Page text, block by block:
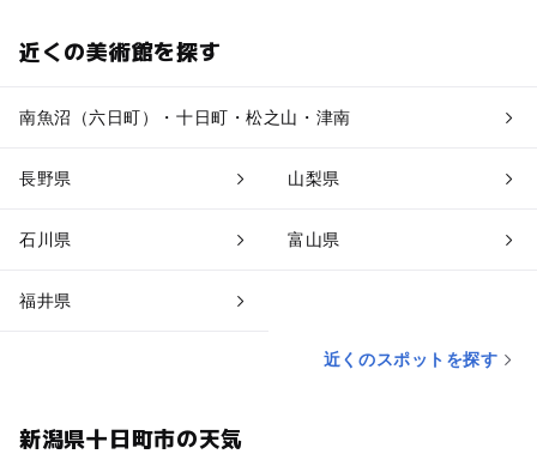
近くの美術館を探す
南魚沼（六日町）・十日町・松之山・津南
長野県 山梨県
石川県 富山県
福井県
近くのスポットを探す
新潟県十日町市の天気